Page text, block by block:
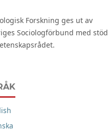
Forskning ges ut av
Sociologförbund med stöd